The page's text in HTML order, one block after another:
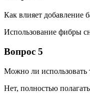
Как влияет добавление
Использование фибры
Вопрос 5
Можно ли использовать
Нет, полностью